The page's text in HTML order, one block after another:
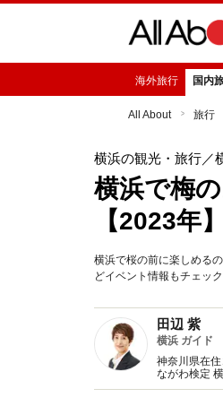
海外旅行 国内
All About 旅行
横浜の観光・旅行／
横浜で梅
【2023年】
横浜で桜の前に楽しめる
どイベント情報もチェッ
田辺 紫
横浜 ガイド
神奈川県在
ながわ検定
横浜情報を